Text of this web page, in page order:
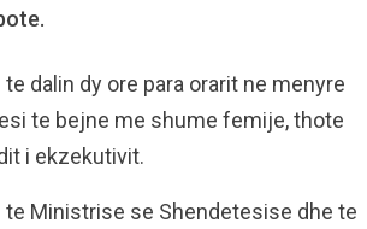
dalin dy ore para orarit ne menyre
te bejne me shume femije, thote
i ekzekutivit.
te Ministrise se Shendetesise dhe te